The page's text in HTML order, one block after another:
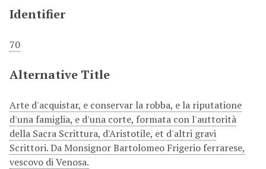
Identifier
70
Alternative Title
Arte d'acquistar, e conservar la robba, e la riputatione
d'una famiglia, e d'una corte, formata con l'auttorità
della Sacra Scrittura, d'Aristotile, et d'altri gravi
Scrittori. Da Monsignor Bartolomeo Frigerio ferrarese,
vescovo di Venosa.